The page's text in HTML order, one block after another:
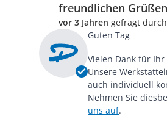
freundlichen
vor 3 Jahren gefragt durch
Guten Tag
Vielen Dank für Ihr
Unsere
auch individuell
Nehmen Sie
uns auf.